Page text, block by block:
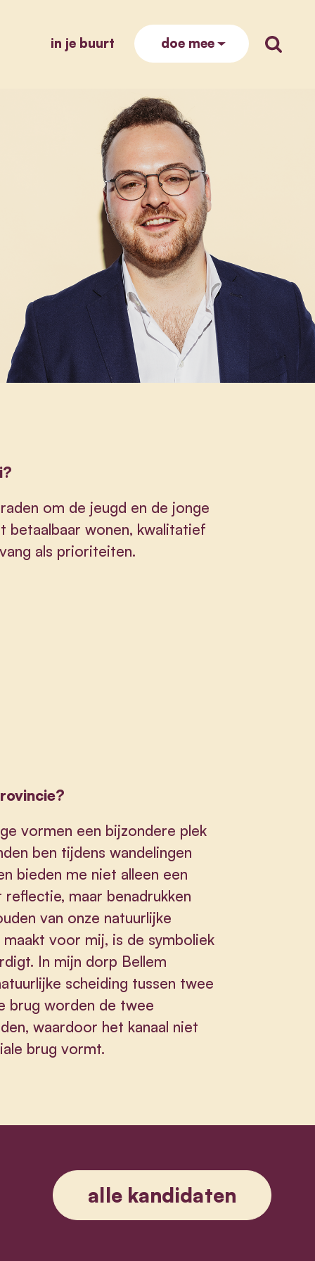
in je buurt doe mee zoek
om de jeugd en de jonge
betaalbaar wonen, kwalitatief
als prioriteiten.
vormen een bijzondere plek
ben tijdens wandelingen
bieden me niet alleen een
maar benadrukken
van onze natuurlijke
voor mij, is de symboliek
In mijn dorp Bellem
scheiding tussen twee
brug worden de twee
waardoor het kanaal niet
brug vormt.
alle kandidaten